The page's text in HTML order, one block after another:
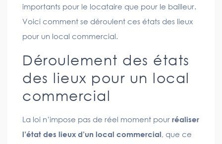
importants pour le locataire que pour le bailleur.
Voici comment se déroulent ces états des lieux
pour un local commercial.
Déroulement des états
des lieux pour un local
commercial
La loi n’impose pas de réel moment pour réaliser
l’état des lieux d’un local commercial, que ce